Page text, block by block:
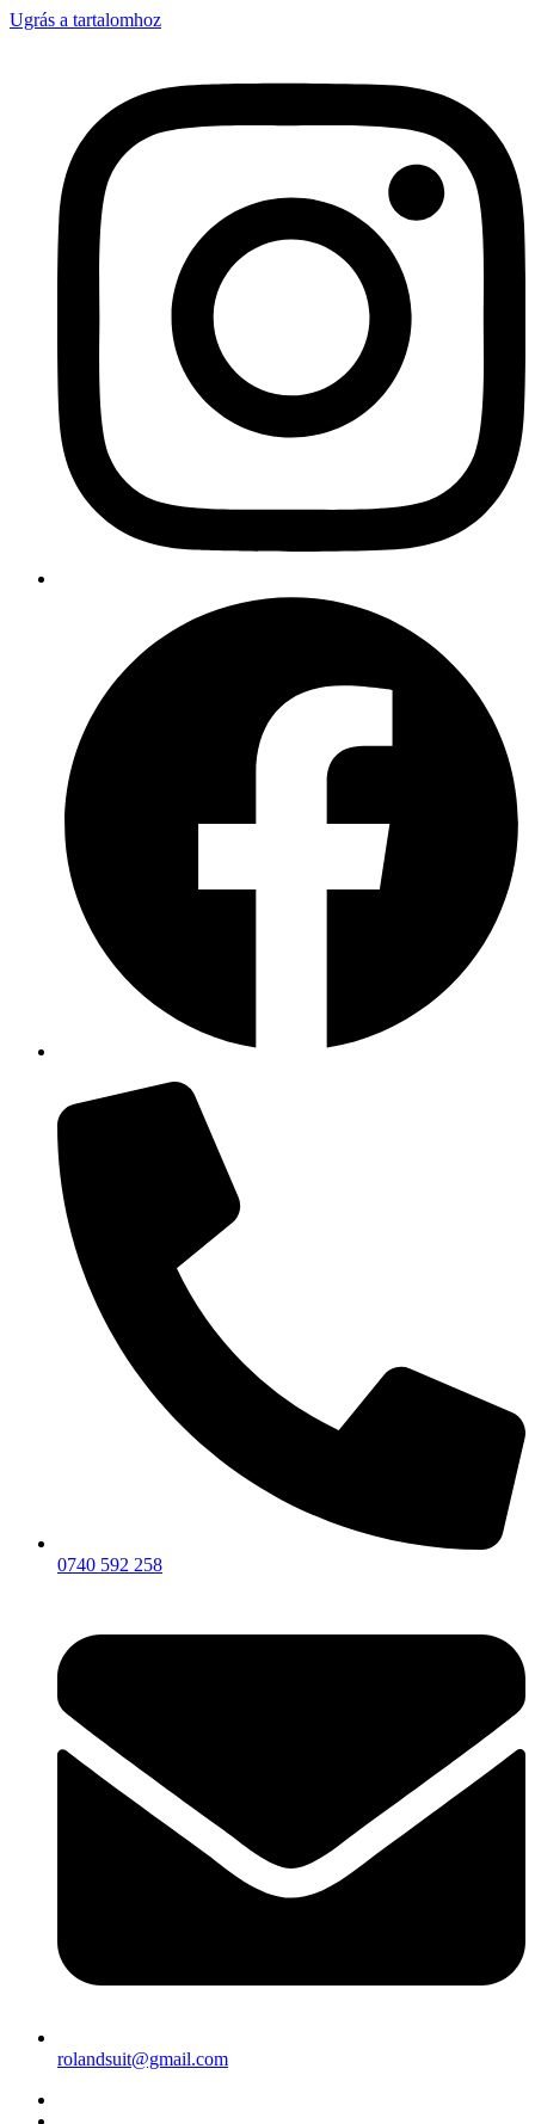
Ugrás a tartalomhoz
0740 592 258
rolandsuit@gmail.com